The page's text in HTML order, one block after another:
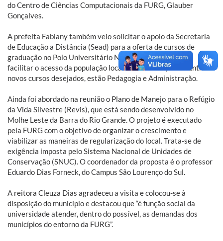
do Centro de Ciências Computacionais da FURG, Glauber
Gonçalves.
A prefeita Fabiany também veio solicitar o apoio da Secretaria
de Educação a Distância (Sead) para a oferta de cursos de
graduação no Polo Universitário Nortense. A medida visa
facilitar o acesso da população local ao ensino superior. Entre os
novos cursos desejados, estão Pedagogia e Administração.
Ainda foi abordado na reunião o Plano de Manejo para o Refúgio
da Vida Silvestre (Revis), que está sendo desenvolvido no
Molhe Leste da Barra do Rio Grande. O projeto é executado
pela FURG com o objetivo de organizar o crescimento e
viabilizar as maneiras de regularização do local. Trata-se de
exigência imposta pelo Sistema Nacional de Unidades de
Conservação (SNUC). O coordenador da proposta é o professor
Eduardo Dias Forneck, do Campus São Lourenço do Sul.
A reitora Cleuza Dias agradeceu a visita e colocou-se à
disposição do município e destacou que “é função social da
universidade atender, dentro do possível, as demandas dos
municípios do entorno da FURG”.